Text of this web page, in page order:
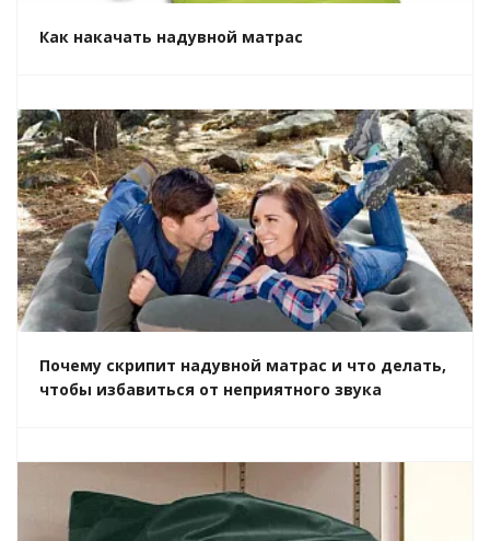
Как накачать надувной матрас
Почему скрипит надувной матрас и что делать,
чтобы избавиться от неприятного звука